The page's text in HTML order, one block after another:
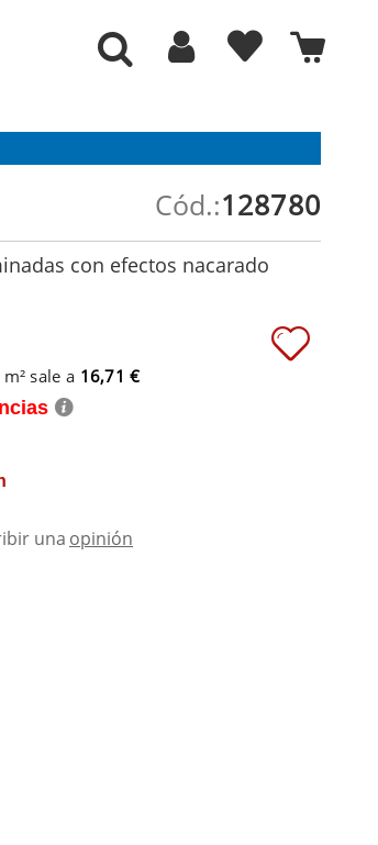
128780
Cód.:
con efectos nacarado
m² sale a 16,71 €
una opinión